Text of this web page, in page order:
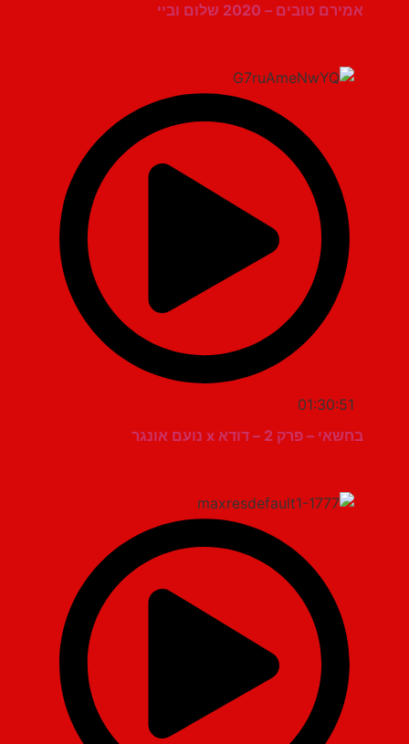
אמירם טובים – 2020 שלום וביי
01:30:51
בחשאי – פרק 2 – דודא x נועם אונגר